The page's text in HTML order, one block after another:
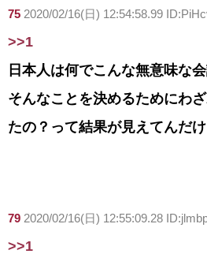
75 2020/02/16(日) 12:54:58.99
>>1
日本人は何でこんな無意味な
そんなことを決めるためにわ
たの？って結果が見えてんだ
79 2020/02/16(日) 12:55:09.28
>>1